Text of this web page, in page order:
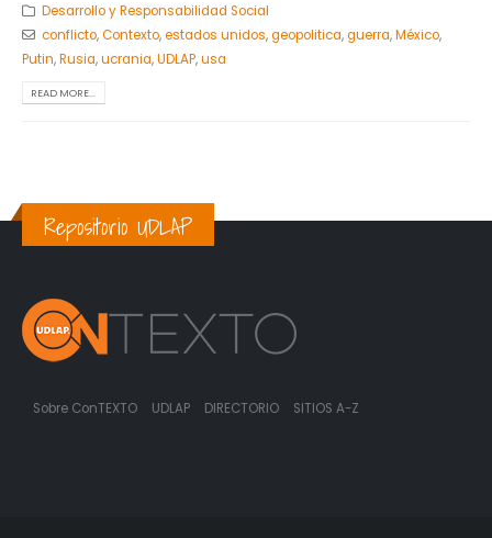
Desarrollo y Responsabilidad Social
conflicto,Contexto,estados unidos,geopolitica,guerra,México,
Putin,Rusia,ucrania,UDLAP,usa
READ MORE...
Repositorio UDLAP
Sobre ConTEXTO UDLAP DIRECTORIO SITIOS A-Z